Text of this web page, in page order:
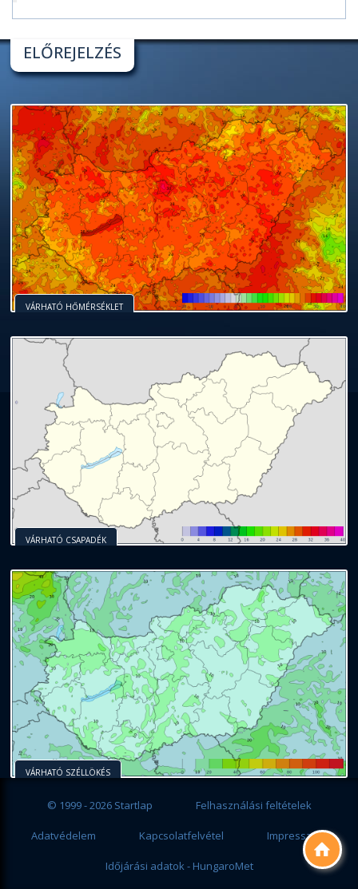

ELŐREJELZÉS
VÁRHATÓ HŐMÉRSÉKLET
VÁRHATÓ CSAPADÉK
VÁRHATÓ SZÉLLÖKÉS
© 1999 - 2026 Startlap Felhasználási feltételek
Adatvédelem Kapcsolatfelvétel Impresszum
Időjárási adatok - HungaroMet